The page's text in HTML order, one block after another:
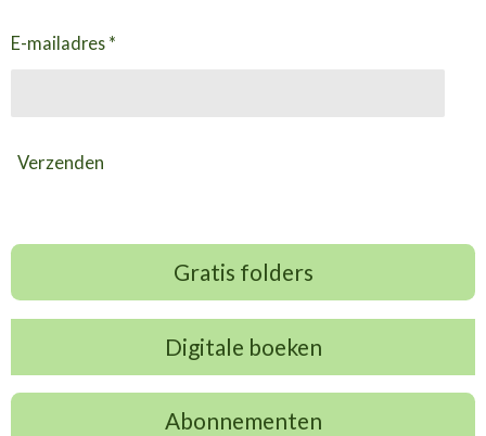
E-mailadres *
Verzenden
Gratis folders
Digitale boeken
Abonnementen